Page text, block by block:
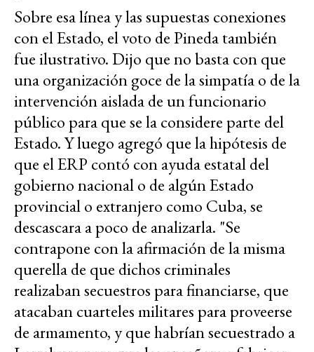
Sobre esa línea y las supuestas conexiones
con el Estado, el voto de Pineda también
fue ilustrativo. Dijo que no basta con que
una organización goce de la simpatía o de la
intervención aislada de un funcionario
público para que se la considere parte del
Estado. Y luego agregó que la hipótesis de
que el ERP contó con ayuda estatal del
gobierno nacional o de algún Estado
provincial o extranjero como Cuba, se
descascara a poco de analizarla. "Se
contrapone con la afirmación de la misma
querella de que dichos criminales
realizaban secuestros para financiarse, que
atacaban cuarteles militares para proveerse
de armamento, y que habrían secuestrado a